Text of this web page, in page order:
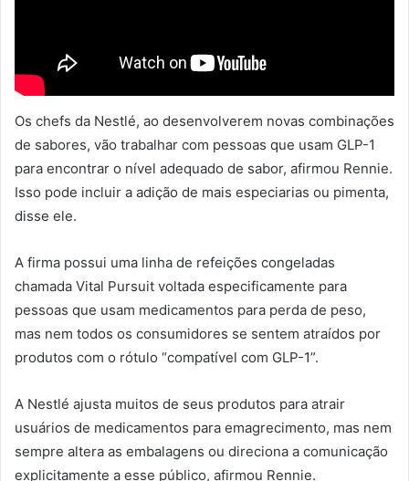
Os chefs da Nestlé, ao desenvolverem novas combinações
de sabores, vão trabalhar com pessoas que usam GLP-1
para encontrar o nível adequado de sabor, afirmou Rennie.
Isso pode incluir a adição de mais especiarias ou pimenta,
disse ele.
A firma possui uma linha de refeições congeladas
chamada Vital Pursuit voltada especificamente para
pessoas que usam medicamentos para perda de peso,
mas nem todos os consumidores se sentem atraídos por
produtos com o rótulo “compatível com GLP-1”.
A Nestlé ajusta muitos de seus produtos para atrair
usuários de medicamentos para emagrecimento, mas nem
sempre altera as embalagens ou direciona a comunicação
explicitamente a esse público, afirmou Rennie.